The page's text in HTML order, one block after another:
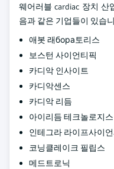
웨어러블 cardiac 장치
음과 같은 기업들이 있습
애봇 래бора토리스
보스턴 사이언티픽
카디악 인사이트
카디악센스
카디악 리듬
아이리듬 테크놀로지스
인테그라 라이프사이
코닝클레이크 필립스
메드트로닉